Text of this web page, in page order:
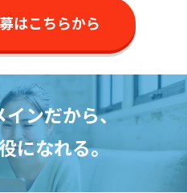
はこちらから
ンだから、
になれる。